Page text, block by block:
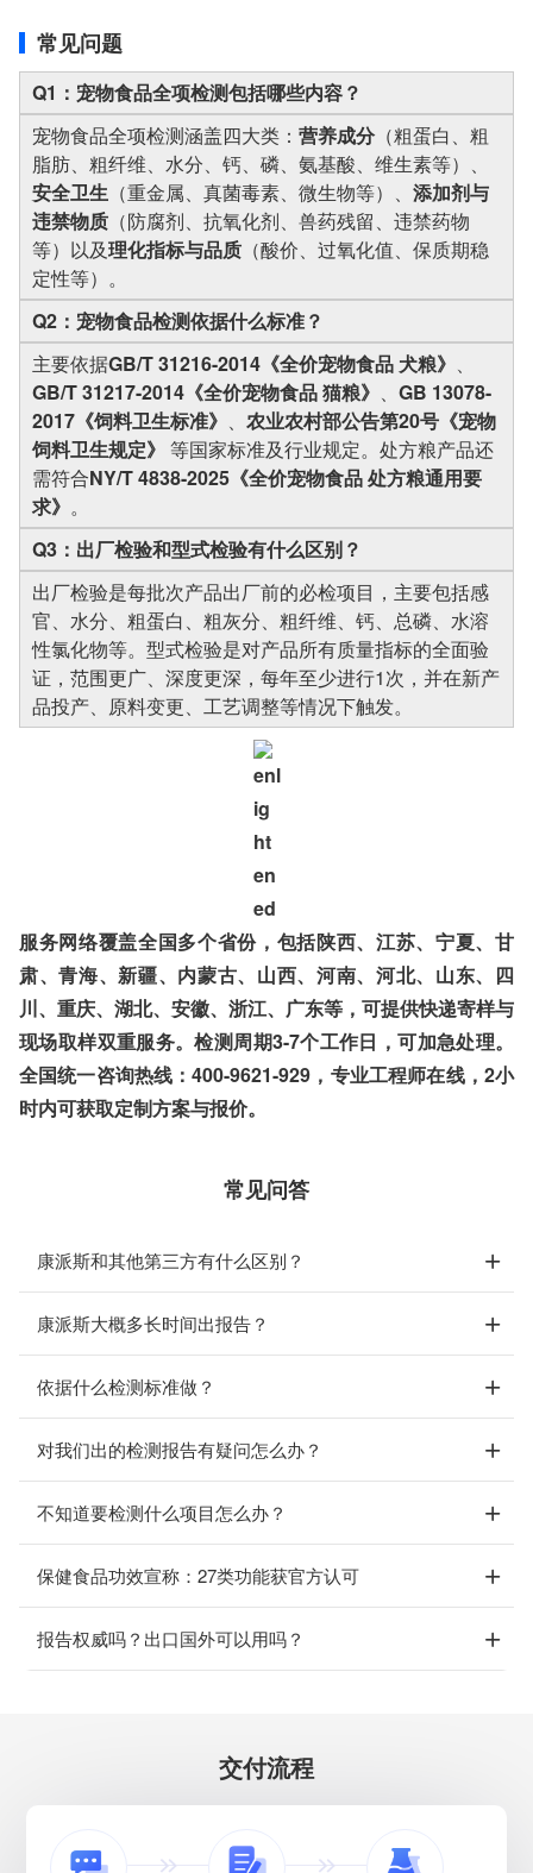
常见问题
Q1：宠物食品全项检测包括哪些内容？
宠物食品全项检测涵盖四大类： 营养成分（粗蛋白、粗
脂肪、粗纤维、水分、钙、磷、氨基酸、维生素等）、
安全卫生 （重金属、真菌毒素、微生物等）、 添加剂与
违禁物质 （防腐剂、抗氧化剂、兽药残留、违禁药物
等）以及理化指标与品质 （酸价、过氧化值、保质期稳
定性等）。
Q2：宠物食品检测依据什么标准？
主要依据GB/T 31216-2014《全价宠物食品 犬粮》 、
GB/T 31217-2014《全价宠物食品 猫粮》 、 GB 13078-
2017《饲料卫生标准》 、 农业农村部公告第20号《宠物
饲料卫生规定》 等国家标准及行业规定。处方粮产品还
需符合NY/T 4838-2025《全价宠物食品 处方粮通用要
求》 。
Q3：出厂检验和型式检验有什么区别？
出厂检验是每批次产品出厂前的必检项目，主要包括感
官、水分、粗蛋白、粗灰分、粗纤维、钙、总磷、水溶
性氯化物等。型式检验是对产品所有质量指标的全面验
证，范围更广、深度更深，每年至少进行1次，并在新产
品投产、原料变更、工艺调整等情况下触发。
服务网络覆盖全国多个省份，包括陕西、江苏、宁夏、甘
肃、青海、新疆、内蒙古、山西、河南、河北、山东、四
川、重庆、湖北、安徽、浙江、广东等，可提供快递寄样与
现场取样双重服务。检测周期3-7个工作日，可加急处理。
全国统一咨询热线：400-9621-929，专业工程师在线，2小
时内可获取定制方案与报价。
常见问答
康派斯和其他第三方有什么区别？
康派斯大概多长时间出报告？
依据什么检测标准做？
对我们出的检测报告有疑问怎么办？
不知道要检测什么项目怎么办？
保健食品功效宣称：27类功能获官方认可
报告权威吗？出口国外可以用吗？
交付流程